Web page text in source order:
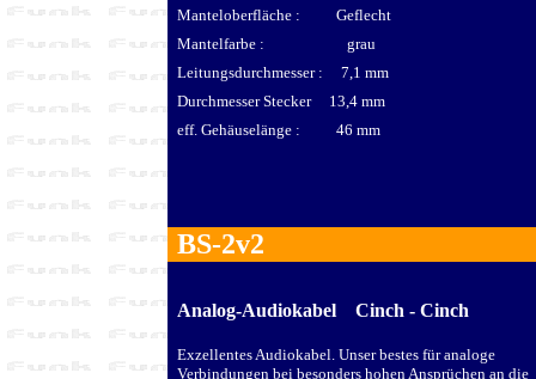
Manteloberfläche : Geflecht
Mantelfarbe : grau
Leitungsdurchmesser : 7,1 mm
Durchmesser Stecker 13,4 mm
eff. Gehäuselänge : 46 mm
BS-2v2
Analog-Audiokabel Cinch - Cinch
Exzellentes Audiokabel. Unser bestes für analoge
Verbindungen bei besonders hohen Ansprüchen an die